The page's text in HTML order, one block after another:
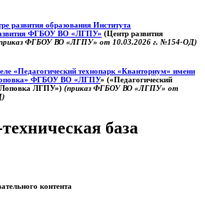
развития образования Института
ФГБОУ ВО «ЛГПУ» (Центр развития
ФГБОУ ВО «ЛГПУ» от 10.03.2026 г. №154-ОД)
«Педагогический технопарк «Кванториум» имени
ФГБОУ ВО «ЛГПУ» («Педагогический
ЛГПУ») (приказ ФГБОУ ВО «ЛГПУ» от
база
контента